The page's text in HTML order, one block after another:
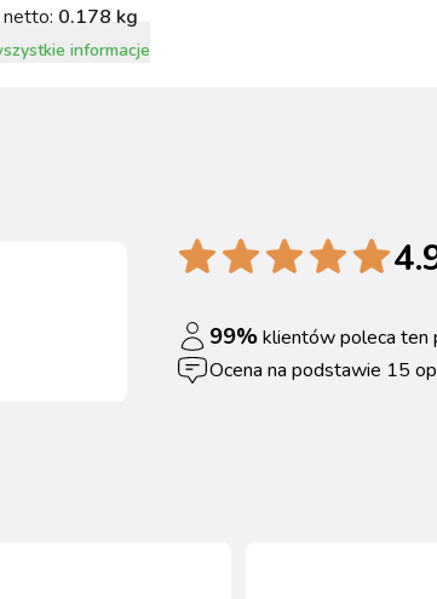
0.178 kg
informacje
99%klientów poleca ten
Ocena na podstawie 15